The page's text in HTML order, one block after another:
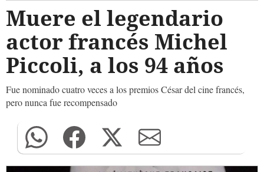
Muere el legendario
actor francés Michel
Piccoli, a los 94 años
Fue nominado cuatro veces a los premios César del cine francés,
pero nunca fue recompensado